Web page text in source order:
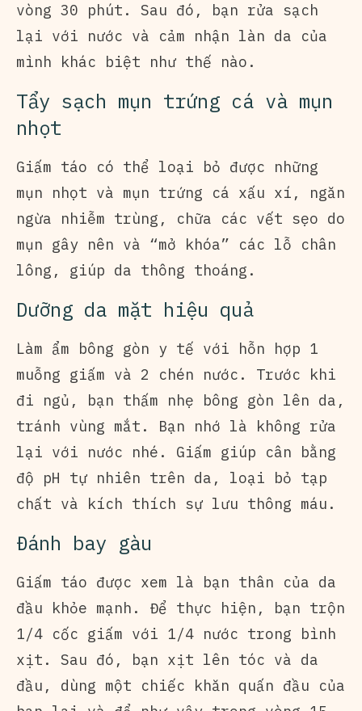
vòng 30 phút. Sau đó, bạn rửa sạch
lại với nước và cảm nhận làn da của
mình khác biệt như thế nào.
Tẩy sạch mụn trứng cá và mụn
nhọt
Giấm táo có thể loại bỏ được những
mụn nhọt và mụn trứng cá xấu xí, ngăn
ngừa nhiễm trùng, chữa các vết sẹo do
mụn gây nên và “mở khóa” các lỗ chân
lông, giúp da thông thoáng.
Dưỡng da mặt hiệu quả
Làm ẩm bông gòn y tế với hỗn hợp 1
muỗng giấm và 2 chén nước. Trước khi
đi ngủ, bạn thấm nhẹ bông gòn lên da,
tránh vùng mắt. Bạn nhớ là không rửa
lại với nước nhé. Giấm giúp cân bằng
độ pH tự nhiên trên da, loại bỏ tạp
chất và kích thích sự lưu thông máu.
Đánh bay gàu
Giấm táo được xem là bạn thân của da
đầu khỏe mạnh. Để thực hiện, bạn trộn
1/4 cốc giấm với 1/4 nước trong bình
xịt. Sau đó, bạn xịt lên tóc và da
đầu, dùng một chiếc khăn quấn đầu của